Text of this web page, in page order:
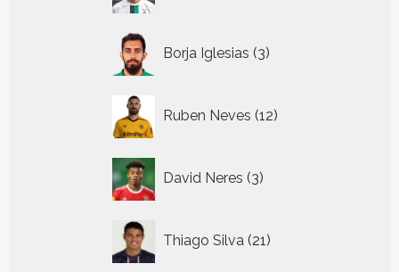
Borja Iglesias 3
producten
Ruben Neves 12
producten
David Neres 3
producten
Thiago Silva 21
producten